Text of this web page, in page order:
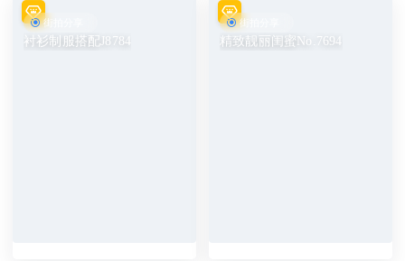
街拍分享
衬衫制服搭配J8784
街拍分享
精致靓丽闺蜜No.7694